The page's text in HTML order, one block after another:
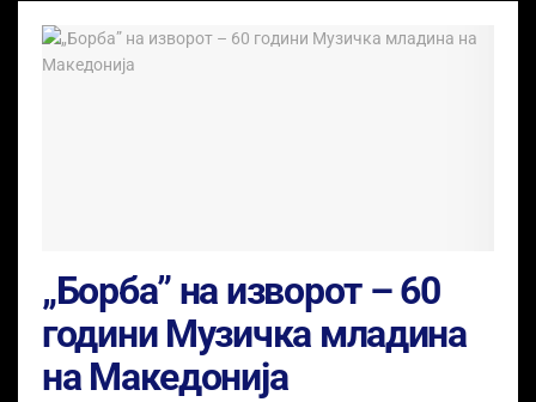
„Борба” на изворот – 60
години Музичка младина
на Македонија